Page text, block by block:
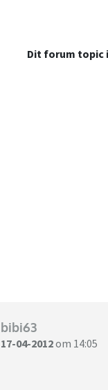
Dit forum topic
bibi63
17-04-2012om 14:05